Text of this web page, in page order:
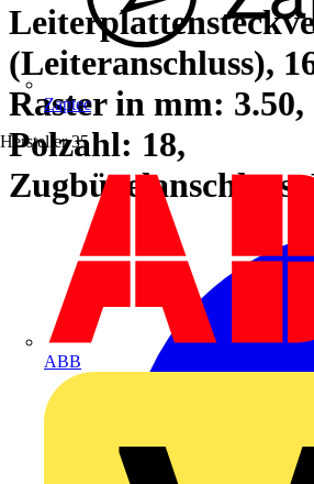
Zaptec
Hersteller 35
ABB
(Leiteranschluss),
Raster in mm: 3.50,
Polzahl: 18,
Zugbügelanschluss,